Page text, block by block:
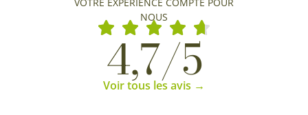
NOUS
4,7/5
Voir tous les avis →